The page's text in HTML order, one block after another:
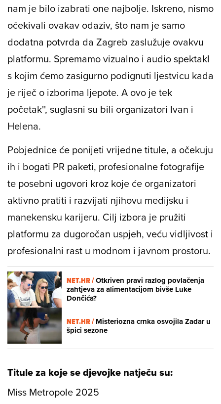
nam je bilo izabrati one najbolje. Iskreno, nismo
očekivali ovakav odaziv, što nam je samo
dodatna potvrda da Zagreb zaslužuje ovakvu
platformu. Spremamo vizualno i audio spektakl
s kojim ćemo zasigurno podignuti ljestvicu kada
je riječ o izborima ljepote. A ovo je tek
početak'', suglasni su bili organizatori Ivan i
Helena.
Pobjednice će ponijeti vrijedne titule, a očekuju
ih i bogati PR paketi, profesionalne fotografije
te posebni ugovori kroz koje će organizatori
aktivno pratiti i razvijati njihovu medijsku i
manekensku karijeru. Cilj izbora je pružiti
platformu za dugoročan uspjeh, veću vidljivost i
profesionalni rast u modnom i javnom prostoru.
NET.HR /Otkriven pravi razlog povlačenja
zahtjeva za alimentacijom bivše Luke
Dončića?
NET.HR /Misteriozna crnka osvojila Zadar u
špici sezone
Titule za koje se djevojke natječu su:
Miss Metropole 2025